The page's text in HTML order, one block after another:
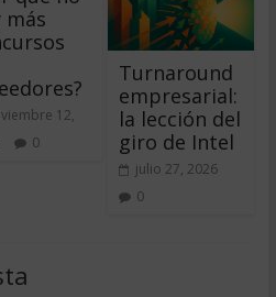
más
12,
0
Turnaround
empresarial:
la lección del
giro de Intel
julio 27, 2026
0